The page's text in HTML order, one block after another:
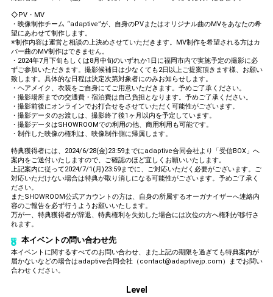
◇PV・MV
・映像制作チーム “adaptive”が、自身のPVまたはオリジナル曲のMVをあなたの希
望にあわせて制作します。
※制作内容は運営と相談の上決めさせていただきます。MV制作を希望される方はカ
バー曲のMV制作はできません。
・2024年7月下旬もしくは8月中旬のいずれか1日に福岡市内で実施予定の撮影に必
ずご参加いただきます。撮影候補日は少なくても2日以上ご提案頂きます様、お願い
致します。具体的な日程は決定次第対象者にのみお知らせします。
・ヘアメイク、衣装をご自身にてご用意いただきます。予めご了承ください。
・撮影場所までの交通費・宿泊費は自己負担となります。予めご了承ください。
・撮影前後にオンラインでお打合せをさせていただく可能性がございます。
・撮影データのお渡しは、撮影終了後1ヶ月以内を予定しています。
・撮影データはSHOWROOMでの利用の他、商用利用も可能です。
・制作した映像の権利は、映像制作側に帰属します。
特典獲得者には、2024/6/28(金)23:59までにadaptive合同会社より「受信BOX」へ
案内をご送付いたしますので、ご確認のほど宜しくお願いいたします。
上記案内に従って2024/7/1(月)23:59までに、ご対応いただく必要がございます。ご
対応いただけない場合は特典が取り消しになる可能性がございます。予めご了承く
ださい。
またSHOWROOM公式アカウントの方は、自身の所属するオーガナイザーへ連絡内
容のご報告を必ず行うようお願いいたします。
万が一、特典獲得者が辞退、特典権利を失効した場合には次位の方へ権利が移行さ
れます。
本イベントの問い合わせ先
本イベントに関するすべてのお問い合わせ、また上記の期限を過ぎても特典案内が
届かないなどの場合はadaptive合同会社（contact@adaptivejp.com）までお問い
合わせください。
Level